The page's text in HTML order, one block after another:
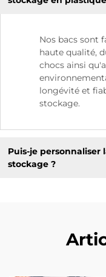
Nos bacs sont
haute qualité,
chocs ainsi
longévité et
stockage.
Puis-je personnaliser
stockage ?